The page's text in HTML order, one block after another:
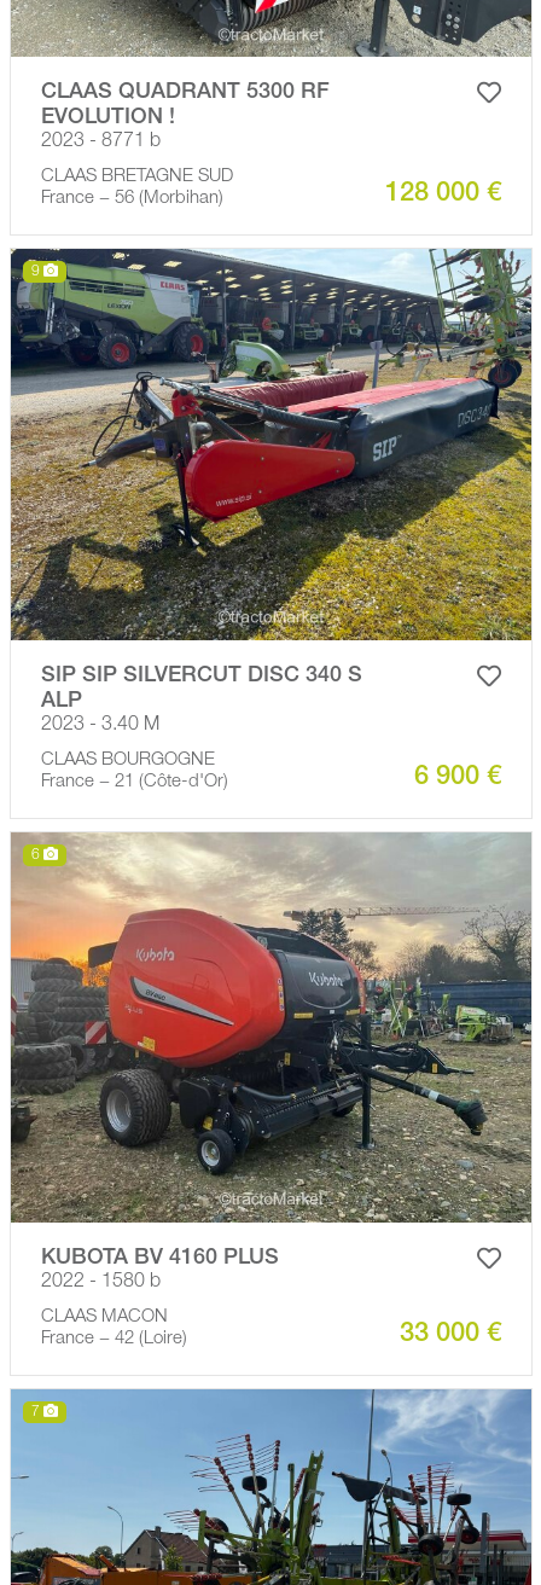
CLAAS QUADRANT 5300 RF
EVOLUTION !
2023 - 8771 b
CLAAS BRETAGNE SUD
France − 56 (Morbihan)
128 000 €
9
SIP SIP SILVERCUT DISC 340 S
ALP
2023 - 3.40 M
CLAAS BOURGOGNE
France − 21 (Côte-d'Or)
6 900 €
6
KUBOTA BV 4160 PLUS
2022 - 1580 b
CLAAS MACON
France − 42 (Loire)
33 000 €
7